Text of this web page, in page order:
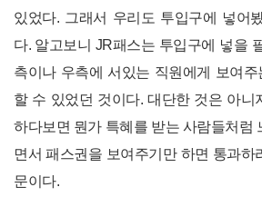
있었다. 그래서 우리도 투입구에 넣어
다. 알고보니 JR패스는 투입구에 넣을
측이나 우측에 서있는 직원에게 보여
할 수 있었던 것이다. 대단한 것은 아니
하다보면 뭔가 특혜를 받는 사람들처럼
면서 패스권을 보여주기만 하면 통과하
문이다.